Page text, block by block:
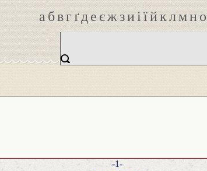
абвгґдеєжзиіїйклмно
-1-